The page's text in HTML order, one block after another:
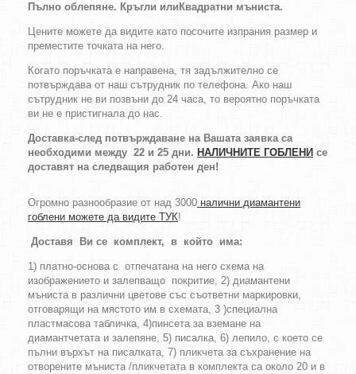
Пълно облепяне. Кръгли или Квадратни мъниста.
Цените можете да видите като посочите изпрания размер и
преместите точката на него.
Когато поръчката е направена, тя задължително се
потвърждава от наш сътрудник по телефона. Ако наш
сътрудник не ви позвъни до 24 часа, то вероятно поръчката
ви не е пристигнала до нас.
Доставка-след потвърждаване на Вашата заявка са
необходими между 22 и 25 дни. НАЛИЧНИТЕ ГОБЛЕНИ се
доставят на следващия работен ден!
Огромно разнообразие от над 3000 налични диамантени
гоблени можете да видите ТУК!
Доставя Ви се комплект, в който има:
1) платно-основа с отпечатана на него схема на
изображението и залепващо покритие, 2) диамантени
мъниста в различни цветове със съответни маркировки,
отговарящи на мястото им в схемата, 3 )специална
пластмасова табличка, 4)пинсета за вземане на
диамантчетата и залепяне, 5) писалка, 6) лепило, с което се
пълни върхът на писалката, 7) пликчета за съхранение на
отворените мъниста /пликчетата в комплекта са около 20 и в